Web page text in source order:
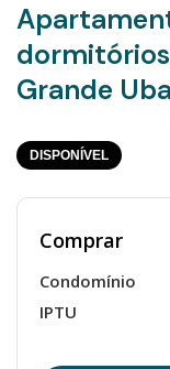
Grande
DISPONÍVEL
Comprar
Condomínio
IPTU